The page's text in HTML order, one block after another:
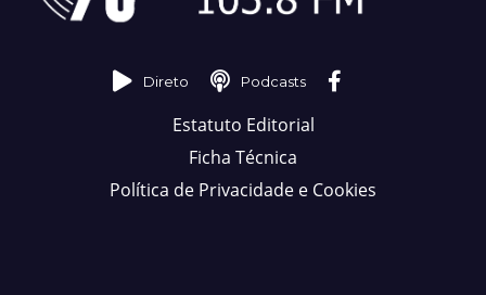
Direto Podcasts
Estatuto Editorial
Ficha Técnica
Política de Privacidade e Cookies